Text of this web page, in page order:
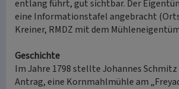
entlang führt, gut sichtbar. Der
eine Informationstafel angebracht
Kreiner, RMDZ mit dem
Geschichte
Im Jahre 1798 stellte Johannes Schmitz
Antrag, eine Kornmahlmühle am